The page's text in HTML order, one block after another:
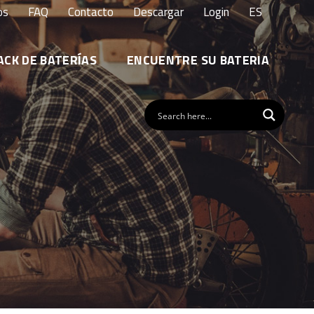
FAQ Contacto Descargar Login ES
DE BATERÍAS ENCUENTRE SU BATERIA